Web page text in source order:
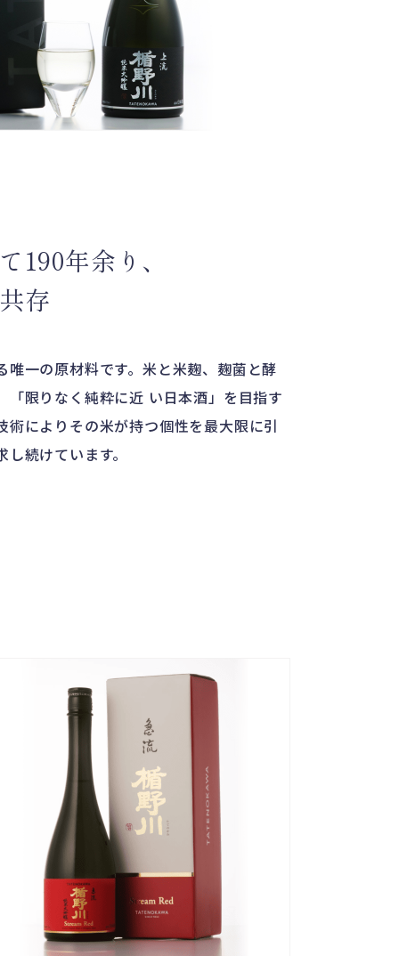
190年余り、
存
唯一の原材料です。米と米麹、麹菌と酵
「限りなく純粋に近 い日本酒」を目指す
術によりその米が持つ個性を最大限に引
続けています。